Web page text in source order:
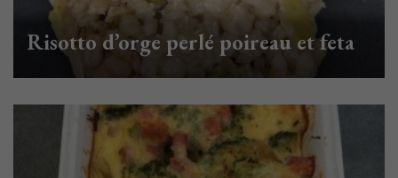
Risotto d’orge perlé poireau et feta